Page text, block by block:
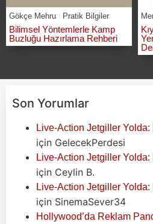
Gökçe Mehru Pratik Bilgiler
Bilimsel Yöntemlerle Kamp
Buzluğu Hazırlama Rehberi
Son Yorumlar
Live-Action Jetgiller
için GelecekPerdesi
Live-Action Jetgiller
için Ceylin B.
Live-Action Jetgiller
için SinemaSever34
Hollywood’da Reklam